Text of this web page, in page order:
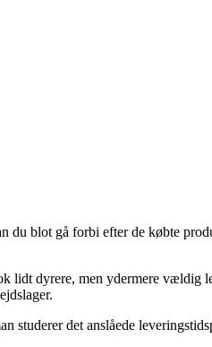
du blot gå forbi efter de købte
lidt dyrere, men ydermere vældig
det anslåede